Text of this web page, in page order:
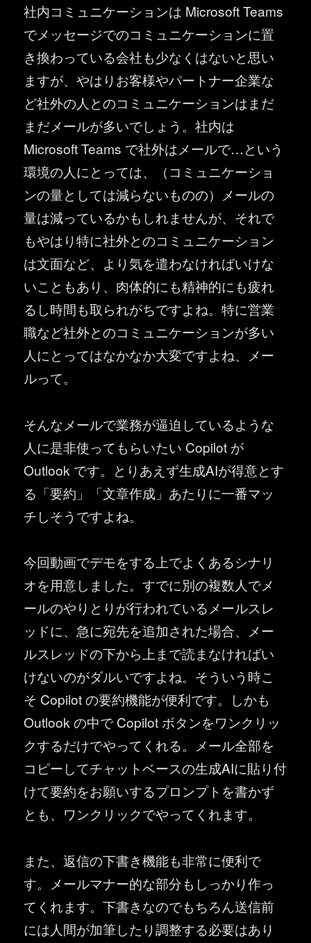
社内コミュニケーションは Microsoft Teams
でメッセージでのコミュニケーションに置
き換わっている会社も少なくはないと思い
ますが、やはりお客様やパートナー企業な
ど社外の人とのコミュニケーションはまだ
まだメールが多いでしょう。社内は
Microsoft Teams で社外はメールで…という
環境の人にとっては、（コミュニケーショ
ンの量としては減らないものの）メールの
量は減っているかもしれませんが、それで
もやはり特に社外とのコミュニケーション
は文面など、より気を遣わなければいけな
いこともあり、肉体的にも精神的にも疲れ
るし時間も取られがちですよね。特に営業
職など社外とのコミュニケーションが多い
人にとってはなかなか大変ですよね、メー
ルって。
そんなメールで業務が逼迫しているような
人に是非使ってもらいたい Copilot が
Outlook です。とりあえず生成AIが得意とす
る「要約」「文章作成」あたりに一番マッ
チしそうですよね。
今回動画でデモをする上でよくあるシナリ
オを用意しました。すでに別の複数人でメ
ールのやりとりが行われているメールスレ
ッドに、急に宛先を追加された場合、メー
ルスレッドの下から上まで読まなければい
けないのがダルいですよね。そういう時こ
そ Copilot の要約機能が便利です。しかも
Outlook の中で Copilot ボタンをワンクリッ
クするだけでやってくれる。メール全部を
コピーしてチャットベースの生成AIに貼り付
けて要約をお願いするプロンプトを書かず
とも、ワンクリックでやってくれます。
また、返信の下書き機能も非常に便利で
す。メールマナー的な部分もしっかり作っ
てくれます。下書きなのでもちろん送信前
には人間が加筆したり調整する必要はあり